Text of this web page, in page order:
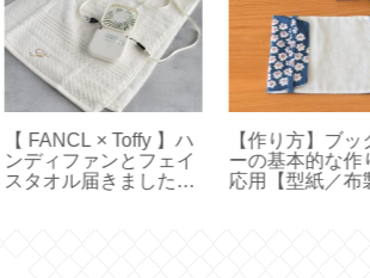
【 Toffy 】ハンディフ
ァン新調！どれがい
い？機能の選び方と使
【 Diptyque
日限定特典キ
届きました【